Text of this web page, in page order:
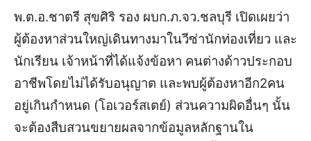
พ.ต.อ.ชาตรี สุขศิริ รอง ผบก.ภ.จว.ชลบุรี เปิดเผยว่า
ผู้ต้องหาส่วนใหญ่เดินทางมาในวีซ่านักท่องเที่ยว และ
นักเรียน เจ้าหน้าที่ได้แจ้งข้อหา คนต่างด้าวประกอบ
อาชีพโดยไม่ได้รับอนุญาต และพบผู้ต้องหาอีก2คน
อยู่เกินกำหนด (โอเวอร์สเตย์) ส่วนความผิดอื่นๆ นั้น
จะต้องสืบสวนขยายผลจากข้อมูลหลักฐานใน